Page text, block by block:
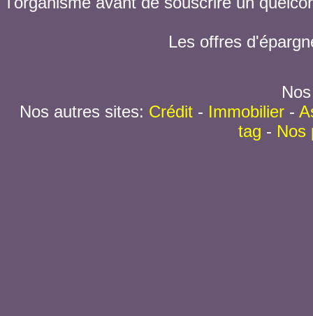
Les offres
Nos autres sites: Crédit- Immobilier-
tag - Nos